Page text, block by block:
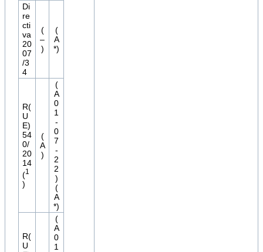
Di
re
cti
va
20
07
/3
4
(
–
)
(
A
*)
R(
U
E)
54
0/
20
14
(1
)
(
A
)
(
A
0
1
-
0
7
-
2
2
)
(
A
*)
R(
U
(
A
0
1